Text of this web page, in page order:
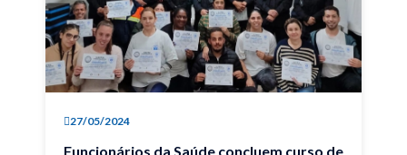
27/05/2024
Funcionários da Saúde concluem curso de